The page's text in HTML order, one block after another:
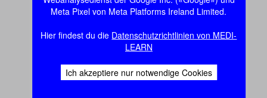
Meta Pixel von Meta Platforms Ireland Limited.
Hier findest du die Datenschutzrichtlinien von MEDI-
LEARN
Ich akzeptiere nur notwendige Cookies